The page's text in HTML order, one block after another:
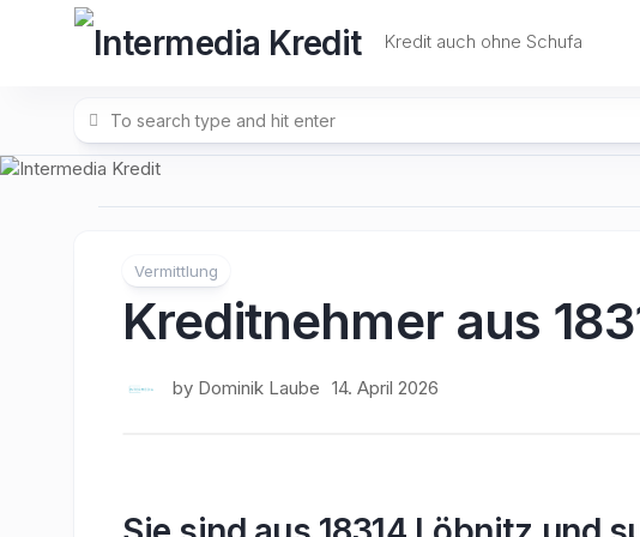
Kredit auch ohne Schufa
Vermittlung
Kreditnehmer aus
by Dominik Laube 14. April 2026